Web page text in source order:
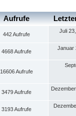
Aufrufe
442 Aufrufe
Juli
4668 Aufrufe
Januar
16606 Aufrufe
3479 Aufrufe
3193 Aufrufe